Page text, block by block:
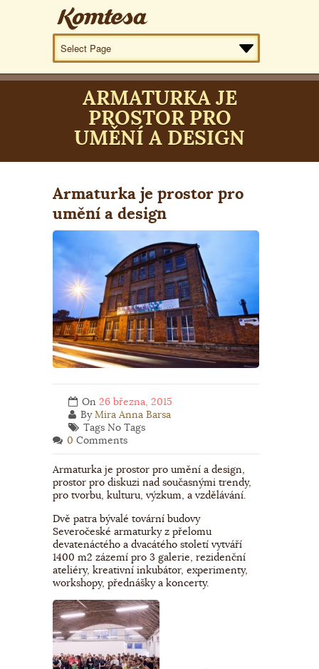
ARMATURKA JE
PROSTOR PRO
UMĚNÍ A DESIGN
Armaturka je prostor pro
umění a design
On 26 března, 2015
ByMira Anna Barsa
Tags No Tags
0 Comments
Armaturka je prostor pro umění a design,
prostor pro diskuzi nad současnými trendy,
pro tvorbu, kulturu, výzkum, a vzdělávání.
Dvě patra bývalé tovární budovy
Severočeské armaturky z přelomu
devatenáctého a dvacátého století vytváří
1400 m2 zázemí pro 3 galerie, rezidenční
ateliéry, kreativní inkubátor, experimenty,
workshopy, přednášky a koncerty.